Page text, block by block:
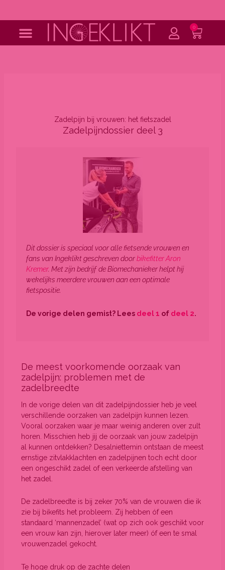
inhoud
0
Zadelpijn bij vrouwen: het fietszadel
Zadelpijndossier deel 3
Dit dossier is speciaal voor alle fietsende vrouwen en
fans van Ingeklikt geschreven doorbikefitter Aron
Kremer. Met zijn bedrijf de Biomechaniekerhelpt hij
wekelijks meerdere vrouwen aan een optimale
fietspositie.
De vorige delen gemist? Lees deel 1 of deel 2.
De meest voorkomende oorzaak van
zadelpijn: problemen met de
zadelbreedte
In de vorige delen van dit zadelpijndossier heb je veel
verschillende oorzaken van zadelpijn kunnen lezen.
Vooral oorzaken waar je maar weinig anderen over zult
horen. Misschien heb jij de oorzaak van jouw zadelpijn
al kunnen ontdekken? Desalniettemin ontstaan de meest
ernstige zitvlakklachten en zadelpijnen toch echt door
een ongeschikt zadel of een verkeerde afstelling van
het zadel.
De zadelbreedte is bij zeker 70% van de vrouwen die ik
zie bij bikefits het probleem. Zij hebben óf een
standaard ‘mannenzadel’ (wat op zich ook geschikt voor
een vrouw kan zijn, hierover later meer) óf een te smal
vrouwenzadel gekocht.
Te hoge druk op de zachte delen